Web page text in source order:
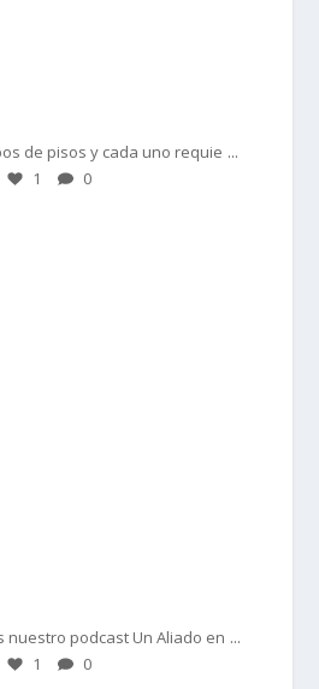
de pisos y cada uno requie ...
1 0
nuestro podcast Un Aliado en ...
1 0